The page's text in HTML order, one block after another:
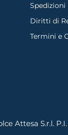
Spedizioni
Diritti di
Termini e
Attesa S.r.l.